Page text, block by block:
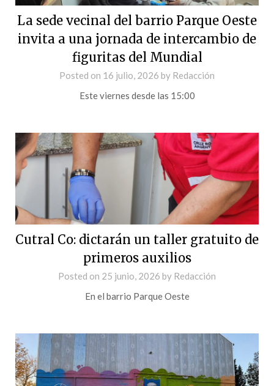
La sede vecinal del barrio Parque Oeste
invita a una jornada de intercambio de
figuritas del Mundial
Posted on 16 julio, 2026 by Redacción
Este viernes desde las 15:00
Cutral Co: dictarán un taller gratuito de
primeros auxilios
Posted on 25 junio, 2026 by Redacción
En el barrio Parque Oeste